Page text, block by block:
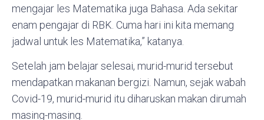
mengajar les Matematika juga Bahasa. Ada sekitar
enam pengajar di RBK. Cuma hari ini kita memang
jadwal untuk les Matematika,” katanya.
Setelah jam belajar selesai, murid-murid tersebut
mendapatkan makanan bergizi. Namun, sejak wabah
Covid-19, murid-murid itu diharuskan makan dirumah
masing-masing.